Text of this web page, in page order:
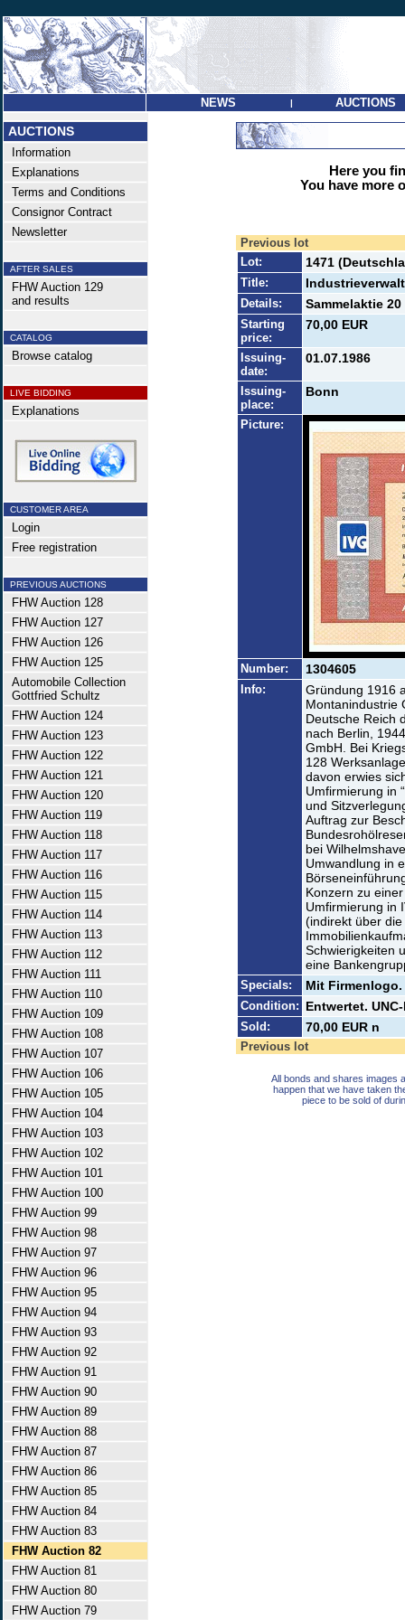
NEWS | AUCTIONS
AUCTIONS
Information
Explanations
Terms and Conditions
Consignor Contract
Newsletter
AFTER SALES
FHW Auction 129
and results
CATALOG
Browse catalog
LIVE BIDDING
Explanations
CUSTOMER AREA
Login
Free registration
PREVIOUS AUCTIONS
FHW Auction 128
FHW Auction 127
FHW Auction 126
FHW Auction 125
Automobile Collection
Gottfried Schultz
FHW Auction 124
FHW Auction 123
FHW Auction 122
FHW Auction 121
FHW Auction 120
FHW Auction 119
FHW Auction 118
FHW Auction 117
FHW Auction 116
FHW Auction 115
FHW Auction 114
FHW Auction 113
FHW Auction 112
FHW Auction 111
FHW Auction 110
FHW Auction 109
FHW Auction 108
FHW Auction 107
FHW Auction 106
FHW Auction 105
FHW Auction 104
FHW Auction 103
FHW Auction 102
FHW Auction 101
FHW Auction 100
FHW Auction 99
FHW Auction 98
FHW Auction 97
FHW Auction 96
FHW Auction 95
FHW Auction 94
FHW Auction 93
FHW Auction 92
FHW Auction 91
FHW Auction 90
FHW Auction 89
FHW Auction 88
FHW Auction 87
FHW Auction 86
FHW Auction 85
FHW Auction 84
FHW Auction 83
FHW Auction 82
FHW Auction 81
FHW Auction 80
FHW Auction 79
Here you
You have more
Previous lot
Lot:
1471
Title:
Details: Sammelaktie
Starting
price:
70,00 EUR
Issuing-
date:
01.07.1986
Issuing-
place:
Bonn
Picture:
Number: 1304605
Info:
Gründung 1916
Montanindustrie
Deutsche Reich
nach Berlin,
GmbH. Bei
128
davon erwies
Umfirmierung in
und
Auftrag zur
bei
Umwandlung in
Konzern zu
Umfirmierung in
(indirekt über
Schwierigkeiten
eine
Specials: Mit Firmenlogo.
Condition: Entwertet. UNC-
Sold: 70,00 EUR n
Previous lot
All bonds and shares images
happen that we have taken
piece to be sold of